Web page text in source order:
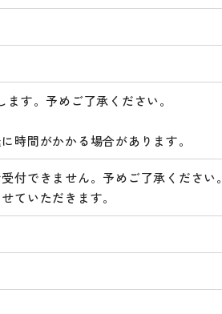
す。予めご了承ください。
時間がかかる場合があります。
付できません。予めご了承ください。
ていただきます。